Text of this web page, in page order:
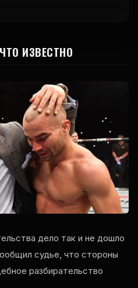
ИЗВЕСТНО
дело так и не дошло
судье, что стороны
разбирательство